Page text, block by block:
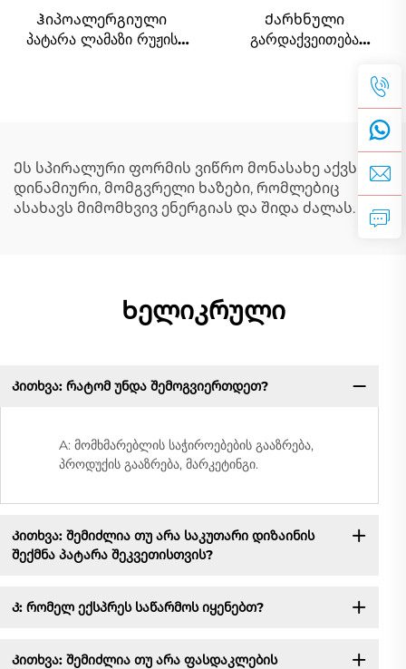
Ჰიპოალერგიული
პატარა ლამაზი რუჟის
Ქარხნული
გარდაქვეითება
შეკვეთილი კლასიკური
ფორმის ჯაჭვის ბრელო
Ეს სპირალური ფორმის ვიწრო მონასახე აქვს
დინამიური, მომგვრელი ხაზები, რომლებიც
ასახავს მიმომხვივ ენერგიას და შიდა ძალას.
Ხელიკრული
Კითხვა: რატომ უნდა შემოგვიერთდეთ?
A: მომხმარებლის საჭიროებების გააზრება,
პროდუქის გააზრება, მარკეტინგი.
Კითხვა: შემიძლია თუ არა საკუთარი დიზაინის
შექმნა პატარა შეკვეთისთვის?
Კ: რომელ ექსპრეს საწარმოს იყენებთ?
Კითხვა: შემიძლია თუ არა ფასდაკლების